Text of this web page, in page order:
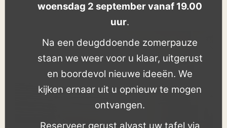
woensdag 2 september vanaf 19.00
uur.
Na een deugddoende zomerpauze
staan we weer voor u klaar, uitgerust
en boordevol nieuwe ideeën. We
kijken ernaar uit u opnieuw te mogen
ontvangen.